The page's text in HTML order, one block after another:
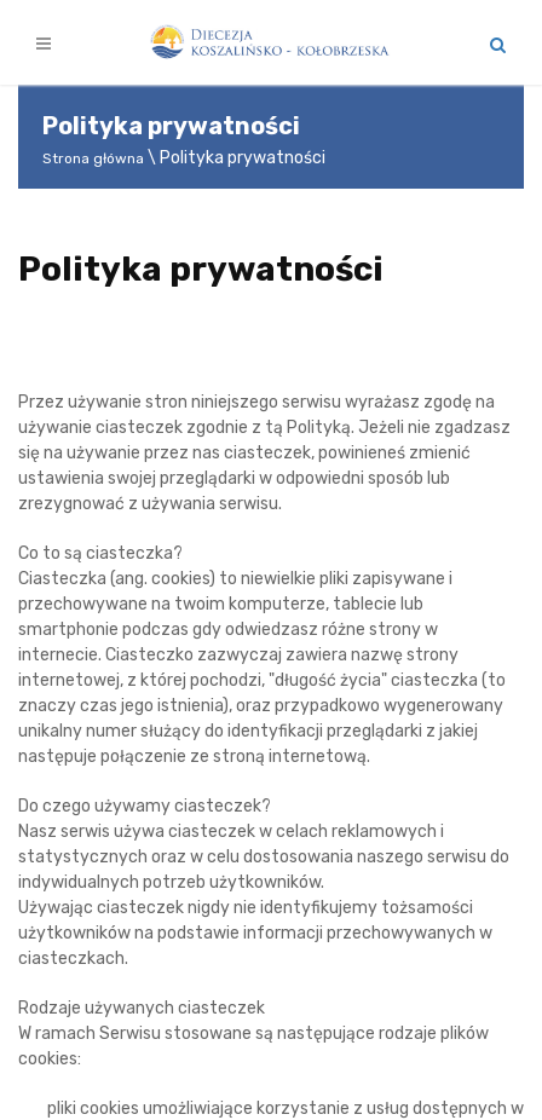
Polityka prywatności
Strona główna Polityka prywatności
Polityka prywatności
Przez używanie stron niniejszego serwisu wyrażasz zgodę na
używanie ciasteczek zgodnie z tą Polityką. Jeżeli nie zgadzasz
się na używanie przez nas ciasteczek, powinieneś zmienić
ustawienia swojej przeglądarki w odpowiedni sposób lub
zrezygnować z używania serwisu.
Co to są ciasteczka?
Ciasteczka (ang. cookies) to niewielkie pliki zapisywane i
przechowywane na twoim komputerze, tablecie lub
smartphonie podczas gdy odwiedzasz różne strony w
internecie. Ciasteczko zazwyczaj zawiera nazwę strony
internetowej, z której pochodzi, "długość życia" ciasteczka (to
znaczy czas jego istnienia), oraz przypadkowo wygenerowany
unikalny numer służący do identyfikacji przeglądarki z jakiej
następuje połączenie ze stroną internetową.
Do czego używamy ciasteczek?
Nasz serwis używa ciasteczek w celach reklamowych i
statystycznych oraz w celu dostosowania naszego serwisu do
indywidualnych potrzeb użytkowników.
Używając ciasteczek nigdy nie identyfikujemy tożsamości
użytkowników na podstawie informacji przechowywanych w
ciasteczkach.
Rodzaje używanych ciasteczek
W ramach Serwisu stosowane są następujące rodzaje plików
cookies:
pliki cookies umożliwiające korzystanie z usług dostępnych w